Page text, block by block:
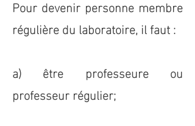
Pour devenir personne membre
régulière du laboratoire, il faut :
a) être professeure ou
professeur régulier;